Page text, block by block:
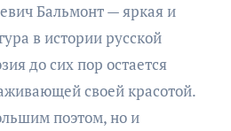
Бальмонт — яркая и
в истории русской
до сих пор остается
своей красотой.
поэтом, но и